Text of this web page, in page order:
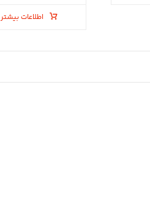
اطلاعات بیشتر